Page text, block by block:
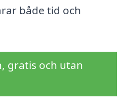
både tid och
gratis och utan